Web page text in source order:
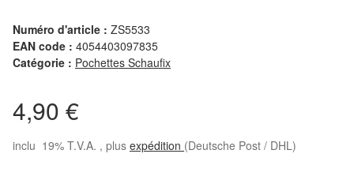
Numéro d'article : ZS5533
EAN code : 4054403097835
Catégorie : Pochettes Schaufix
4,90 €
inclu 19% T.V.A. , plus expédition (Deutsche Post / DHL)